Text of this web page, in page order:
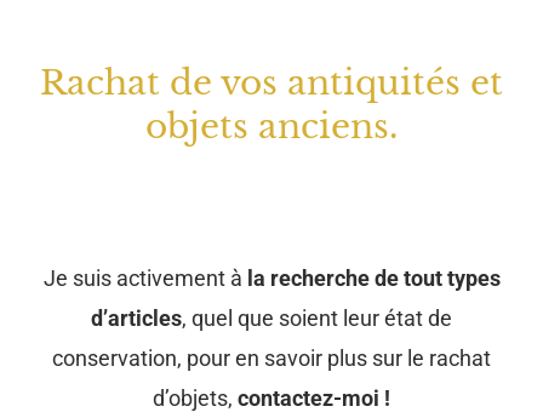
Rachat de vos antiquités et
objets anciens.
Je suis activement à la recherche de tout types
d’articles, quel que soient leur état de
conservation, pour en savoir plus sur le rachat
d’objets, contactez-moi !